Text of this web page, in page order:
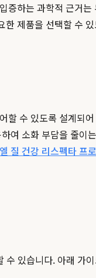
하는 과학적 근거
제품을 선택할 수
할 수 있도록 설계되
여 소화 부담을 줄이
질 건강 리스펙타 프
있습니다. 아래 가